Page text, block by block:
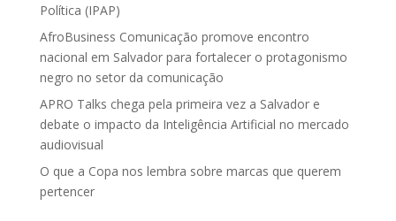
Política (IPAP)
AfroBusiness Comunicação promove encontro
nacional em Salvador para fortalecer o protagonismo
negro no setor da comunicação
APRO Talks chega pela primeira vez a Salvador e
debate o impacto da Inteligência Artificial no mercado
audiovisual
O que a Copa nos lembra sobre marcas que querem
pertencer